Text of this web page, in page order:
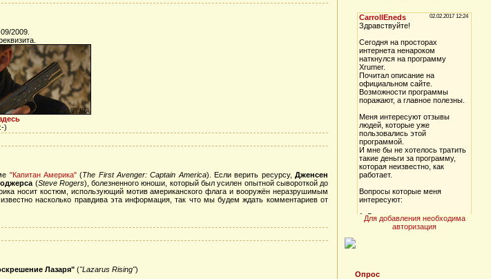
2009.
)
"Капитан Америка"(The First Avenger: Captain America). Если верить ресурсу,Дженсен
(Steve Rogers), болезненного юноши, который был усилен опытной сывороткой до
носит костюм, использующий мотив американского флага и вооружён неразрушимым
насколько правдива эта информация, так что мы будем ждать комментариев от
Лазаря"("Lazarus Rising")
Для добавления необходима
авторизация
Опрос